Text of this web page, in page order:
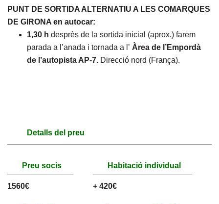
PUNT DE SORTIDA ALTERNATIU A LES COMARQUES
DE GIRONA en autocar:
1,30 h desprès de la sortida inicial (aprox.) farem
parada a l’anada i tornada a l’ Àrea de l’Empordà
de l’autopista AP-7. Direcció nord (França).
Detalls del preu
Preu socis
1560€
Habitació individual
+ 420€